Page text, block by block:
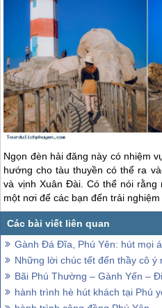
Ngọn đèn hải đăng này có nhiệm
hướng cho tàu thuyền có thể ra
và vịnh Xuân Đài. Có thể nói rằng
một nơi để các bạn đến trải
Gành Đá Đĩa, Phú Yên: hút mọi ánh nhìn
Những lời chúc tết đến thầy cô ý
Bãi Phú Thường – Gành Yến – Điểm đến không
hành trình hè hút khách tại Phú